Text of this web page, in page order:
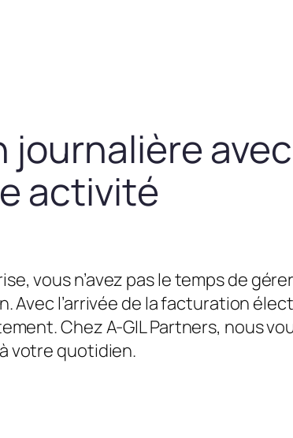
activité
vous n’avez pas le temps de
Avec l’arrivée de la facturation
Chez A-GIL Partners, nous
votre quotidien.